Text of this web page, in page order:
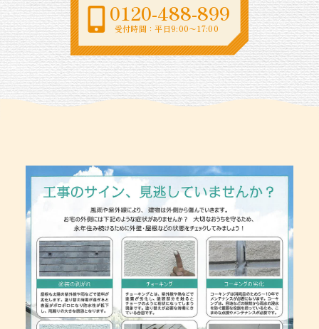
0120-488-899
受付時間：平日9:00〜17:00